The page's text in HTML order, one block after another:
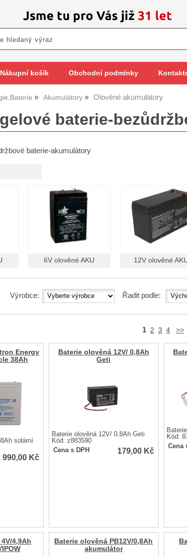
Nákupní košík Obchodní podmínky
Akumulátory Olověné akumulátory
baterie-
baterie-akumulátory
6V olověné AKU 12V olověné
Výrobce: Řadit podle:
1 2 3 4 >>
Energy
38Ah
solární
990,00 Kč
Baterie olověná 12V/ 0,8Ah
Geti
Baterie olověná 12V/ 0,8Ah Geti
Kód: z883590
Cena s DPH
179,00 Kč
Kód:
Cena
4,9Ah
Baterie olověná PB12V/0,8Ah
akumulátor